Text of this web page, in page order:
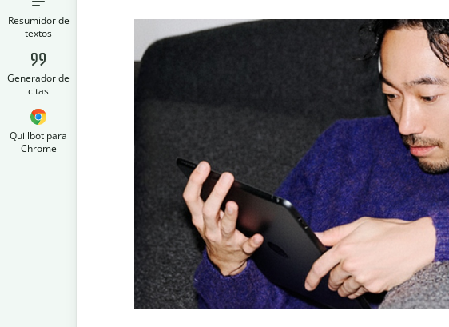
Resumidor de
textos
Generador de
citas
Quillbot para
Chrome